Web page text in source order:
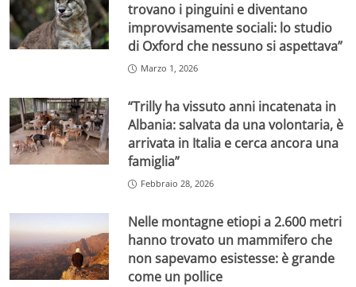
trovano i pinguini e diventano
improvvisamente sociali: lo studio
di Oxford che nessuno si aspettava”
Marzo 1, 2026
“Trilly ha vissuto anni incatenata in
Albania: salvata da una volontaria, è
arrivata in Italia e cerca ancora una
famiglia”
Febbraio 28, 2026
Nelle montagne etiopi a 2.600 metri
hanno trovato un mammifero che
non sapevamo esistesse: è grande
come un pollice